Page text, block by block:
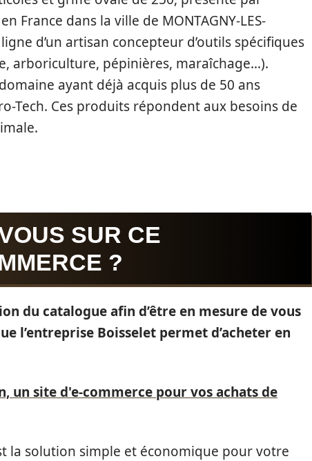
France dans la ville de MONTAGNY-LES-
d’un artisan concepteur d’outils spécifiques
arboriculture, pépinières, maraîchage…).
ayant déjà acquis plus de 50 ans
Tech. Ces produits répondent aux besoins de
SUR CE
?
du catalogue afin d’être en mesure de vous
l’entreprise Boisselet permet d’acheter en
un site d'e-commerce pour vos achats de
la solution simple et économique pour votre